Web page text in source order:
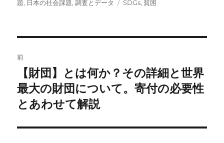
稿
稿
題, 日本の社会課題,調査とデータ
タ
SDGs,貧困
稿
ナ
ビ
ゲ
前
の
投
【財団】とは何か？その詳細と世界
最大の財団について。寄付の必要性
とあわせて解説